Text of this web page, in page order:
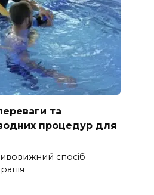
та
процедур для
спосіб